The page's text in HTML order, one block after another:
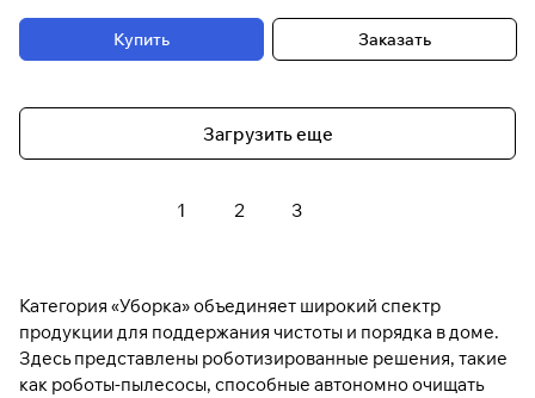
Купить Заказать
Загрузить еще
1 2 3
Категория «Уборка» объединяет широкий спектр
продукции для поддержания чистоты и порядка в доме.
Здесь представлены роботизированные решения, такие
как роботы-пылесосы, способные автономно очищать